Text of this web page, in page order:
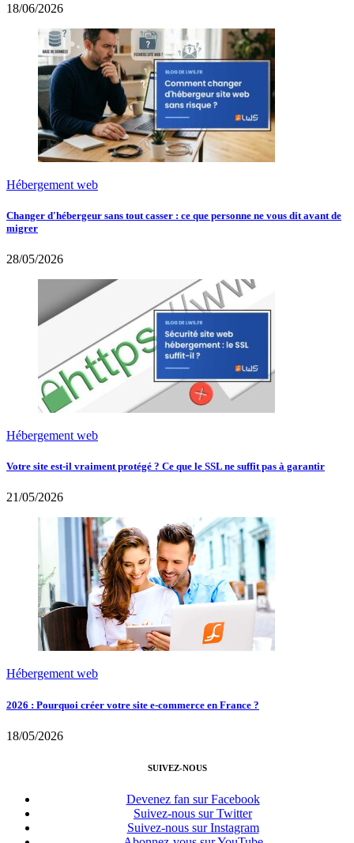
18/06/2026
Hébergement web
Changer d'hébergeur sans tout casser : ce que personne ne vous dit avant de
migrer
28/05/2026
Hébergement web
Votre site est-il vraiment protégé ? Ce que le SSL ne suffit pas à garantir
21/05/2026
Hébergement web
2026 : Pourquoi créer votre site e-commerce en France ?
18/05/2026
SUIVEZ-NOUS
Devenez fan sur Facebook
Suivez-nous sur Twitter
Suivez-nous sur Instagram